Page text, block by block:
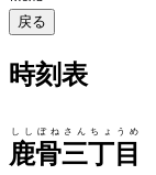
戻る
時刻表
鹿骨三丁目
ししぼねさんちょうめ